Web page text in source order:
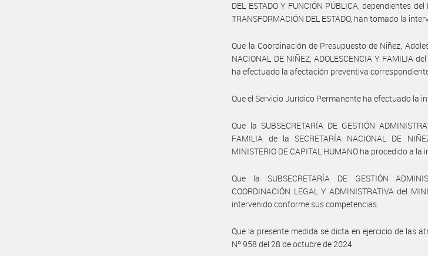
DEL ESTADO Y FUNCIÓN PÚBLICA, dependientes del
TRANSFORMACIÓN DEL ESTADO, han tomado la
Que la Coordinación de Presupuesto de Niñez,
NACIONAL DE NIÑEZ, ADOLESCENCIA Y FAMILIA
ha efectuado la afectación preventiva
Que el Servicio Jurídico Permanente ha efectuado la
Que la SUBSECRETARÍA DE GESTIÓN
FAMILIA de la SECRETARÍA NACIONAL DE
MINISTERIO DE CAPITAL HUMANO ha procedido a
Que la SUBSECRETARÍA DE GESTIÓN
COORDINACIÓN LEGAL Y ADMINISTRATIVA del
intervenido conforme sus competencias.
Que la presente medida se dicta en ejercicio de las
Nº 958 del 28 de octubre de 2024.